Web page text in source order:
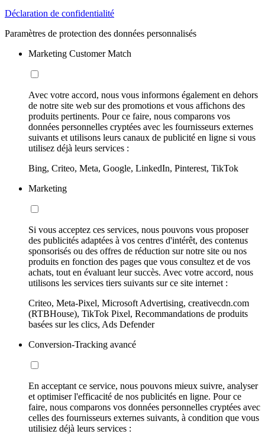
Déclaration de confidentialité
Paramètres de protection des données personnalisés
Marketing Customer Match
Avec votre accord, nous vous informons également en dehors
de notre site web sur des promotions et vous affichons des
produits pertinents. Pour ce faire, nous comparons vos
données personnelles cryptées avec les fournisseurs externes
suivants et utilisons leurs canaux de publicité en ligne si vous
utilisez déjà leurs services :
Bing, Criteo, Meta, Google, LinkedIn, Pinterest, TikTok
Marketing
Si vous acceptez ces services, nous pouvons vous proposer
des publicités adaptées à vos centres d'intérêt, des contenus
sponsorisés ou des offres de réduction sur notre site ou nos
produits en fonction des pages que vous consultez et de vos
achats, tout en évaluant leur succès. Avec votre accord, nous
utilisons les services tiers suivants sur ce site internet :
Criteo, Meta-Pixel, Microsoft Advertising, creativecdn.com
(RTBHouse), TikTok Pixel, Recommandations de produits
basées sur les clics, Ads Defender
Conversion-Tracking avancé
En acceptant ce service, nous pouvons mieux suivre, analyser
et optimiser l'efficacité de nos publicités en ligne. Pour ce
faire, nous comparons vos données personnelles cryptées avec
celles des fournisseurs externes suivants, à condition que vous
utilisiez déjà leurs services :